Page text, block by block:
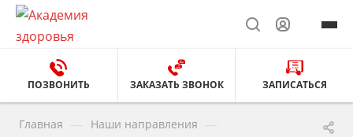
ПОЗВОНИТЬ ЗАКАЗАТЬ ЗВОНОК ЗАПИСАТЬСЯ
Главная Наши направления